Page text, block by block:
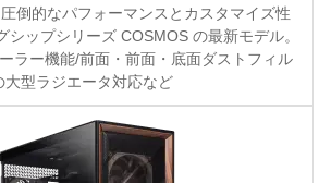
倒的なパフォーマンスとカスタマイズ性
シップシリーズ COSMOS の最新モデル。
ラー機能/前面・前面・底面ダストフィル
大型ラジエータ対応など